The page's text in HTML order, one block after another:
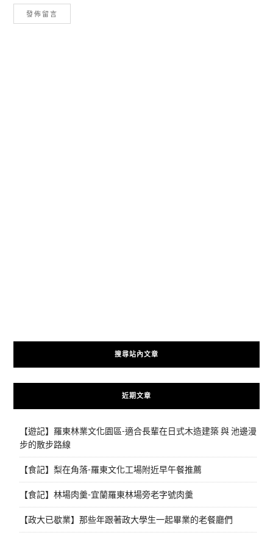
搜尋站內文章
近期文章
【遊記】羅東林業文化園區-適合長輩在日式木造建築 與 池邊漫
步的散步路線
【食記】梨在角落-羅東文化工場附近早午餐推薦
【食記】林場肉羹-宜蘭羅東林場旁老字號肉羹
【政大已歇業】那些年跟著政大學生一起畢業的老餐廳們